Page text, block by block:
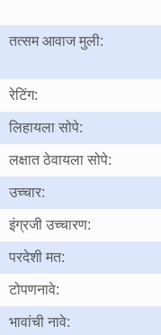
तत्सम आवाज मुली:
रेटिंग:
लिहायला सोपे:
लक्षात ठेवायला सोपे:
उच्चार:
इंग्रजी उच्चारण:
परदेशी मत:
टोपणनावे:
भावांची नावे: